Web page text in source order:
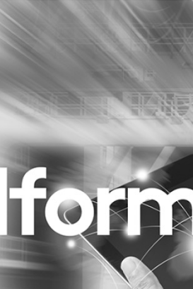
Purpose
Reputatie